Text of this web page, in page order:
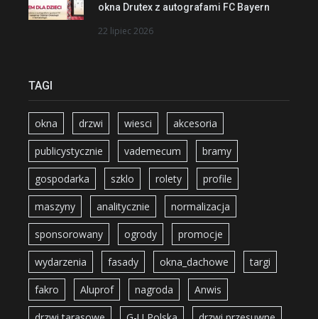
okna Drutex z autografami FC Bayern
22 lipiec 2026
TAGI
okna drzwi wiesci akcesoria
publicystycznie vademecum bramy
gospodarka szklo rolety profile
maszyny analitycznie normalizacja
sponsorowany ogrody promocje
wydarzenia fasady okna_dachowe targi
fakro Aluprof nagroda Anwis